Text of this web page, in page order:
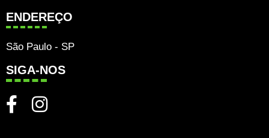
ENDEREÇO
São Paulo - SP
SIGA-NOS